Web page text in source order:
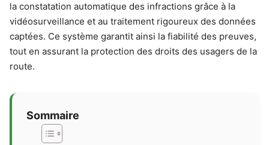
la constatation automatique des infractions grâce à la
vidéosurveillance et au traitement rigoureux des données
captées. Ce système garantit ainsi la fiabilité des preuves,
tout en assurant la protection des droits des usagers de la
route.
Sommaire